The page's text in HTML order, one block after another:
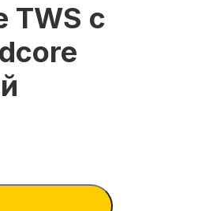
TWS с